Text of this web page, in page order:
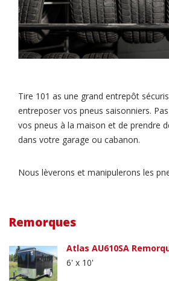
Tire 101 as une grand entrepôt
entreposer vos pneus saisonniers.
vos pneus à la maison et de prendre
dans votre garage ou cabanon.
Nous lèverons et manipulerons les
Remorques
Atlas AU610SA
6' x 10'